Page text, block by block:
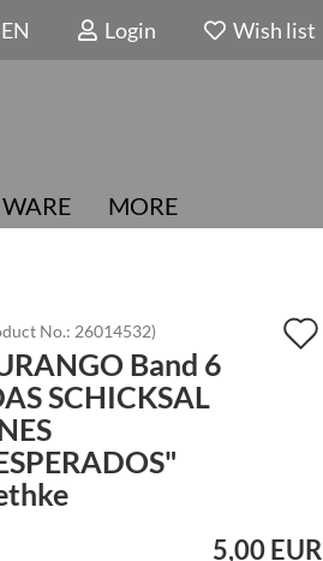
Login Wish list
MORE
No.: 26014532)
Band 6
SCHICKSAL
5,00 EUR